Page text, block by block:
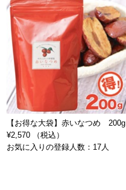
【お得な大袋】赤いなつめ 200g
¥2,570 （税込）
お気に入りの登録人数：17人